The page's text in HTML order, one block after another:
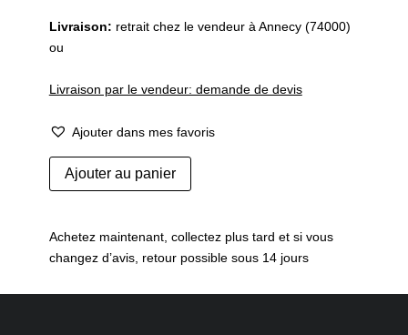
Livraison: retrait chez le vendeur à Annecy (74000)
ou
Livraison par le vendeur: demande de devis
Ajouter dans mes favoris
quantité
de
Ajouter au panier
Achetez maintenant, collectez plus tard et si vous
changez d’avis, retour possible sous 14 jours